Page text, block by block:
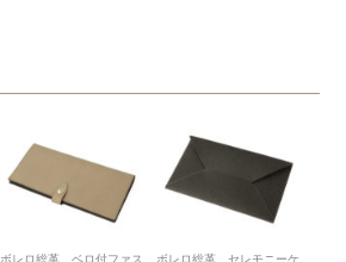
ボレロ総革 ベロ付ファス
ボレロ総革 セレモニーケ